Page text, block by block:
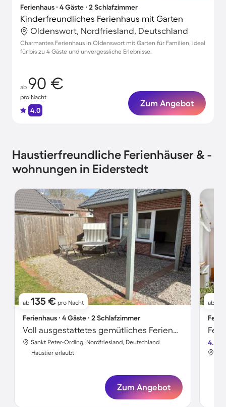
Ferienhaus ∙ 4 Gäste ∙ 2 Schlafzimmer
Kinderfreundliches Ferienhaus mit Garten
Oldenswort, Nordfriesland, Deutschland
Charmantes Ferienhaus in Oldenswort mit Garten für Familien, ideal
für bis zu 4 Gäste und unvergessliche Erlebnisse.
ab 90 €
pro Nacht
4.0
Zum Angebot
Haustierfreundliche Ferienhäuser & -
wohnungen in Eiderstedt
ab 135 € pro Nacht
Ferienhaus ∙ 4 Gäste ∙ 2 Schlafzimmer
Voll ausgestattetes gemütliches Ferienhaus mit Terrasse und Garten | Hunde erlaubt
Sankt Peter-Ording, Nordfriesland, Deutschland
Haustier erlaubt
Zum Angebot
ab
4.4